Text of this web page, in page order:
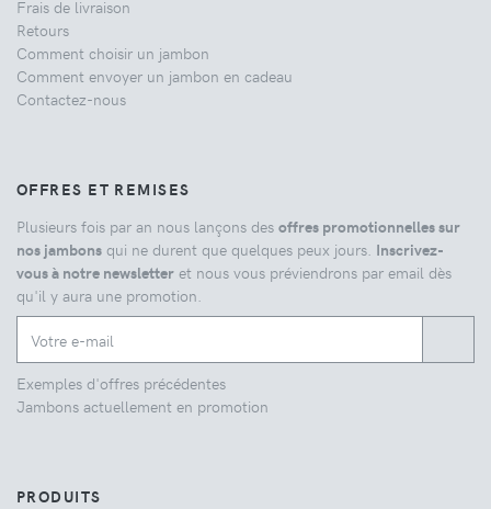
Frais de livraison
Retours
Comment choisir un jambon
Comment envoyer un jambon en cadeau
Contactez-nous
OFFRES ET REMISES
Plusieurs fois par an nous lançons des offres promotionnelles sur
nos jambons qui ne durent que quelques peux jours. Inscrivez-
vous à notre newsletter et nous vous préviendrons par email dès
qu'il y aura une promotion.
Exemples d'offres précédentes
Jambons actuellement en promotion
PRODUITS